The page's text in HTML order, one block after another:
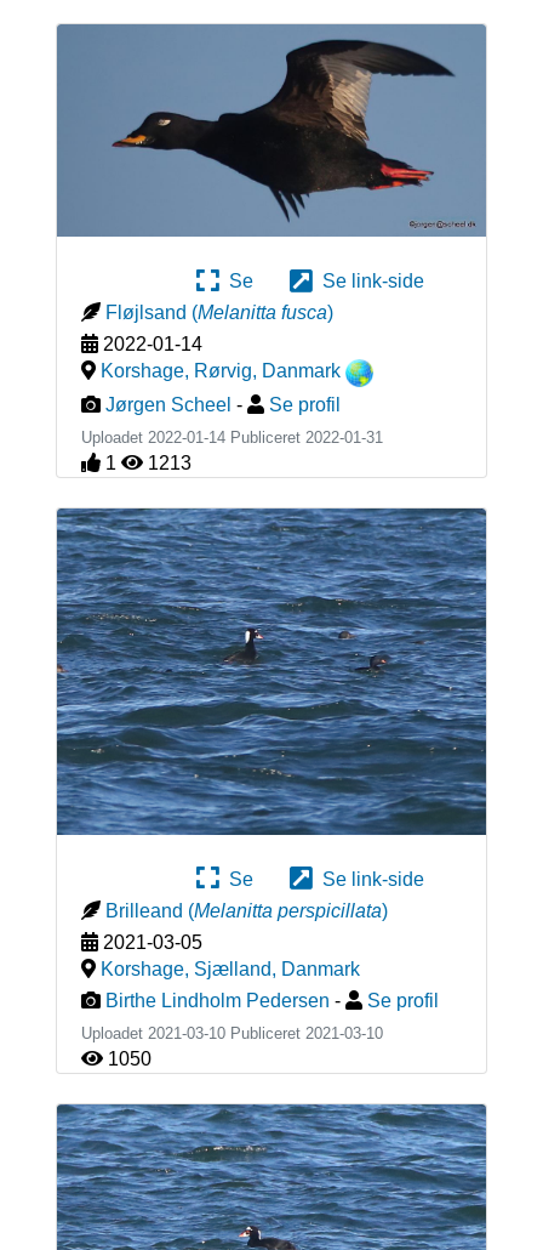
Se
Se link-side
Fløjlsand (Melanitta fusca)
2022-01-14
Korshage, Rørvig, Danmark
Jørgen Scheel - Se profil
Uploadet 2022-01-14 Publiceret 2022-01-31
1 1213
Se
Se link-side
Brilleand (Melanitta perspicillata)
2021-03-05
Korshage, Sjælland, Danmark
Birthe Lindholm Pedersen - Se profil
Uploadet 2021-03-10 Publiceret 2021-03-10
1050